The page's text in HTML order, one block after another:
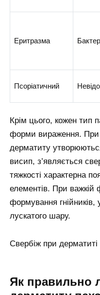
Еритразма
Псоріатичний
Крім цього, кожен тип
форми вираження. При
дерматиту
висип, з’являється
тяжкості характерна
елементів. При важкій
формування гнійників,
лускатого шару.
Свербіж при дерматиті
Як правильно